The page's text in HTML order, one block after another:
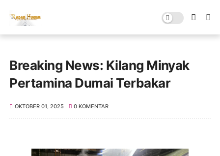
Breaking News: Kilang Minyak
Pertamina Dumai Terbakar
OKTOBER 01, 2025 0 KOMENTAR